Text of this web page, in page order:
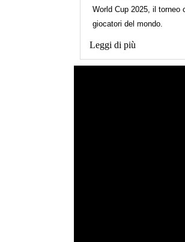
World Cup 2025, il torneo
giocatori del mondo.
Leggi di più